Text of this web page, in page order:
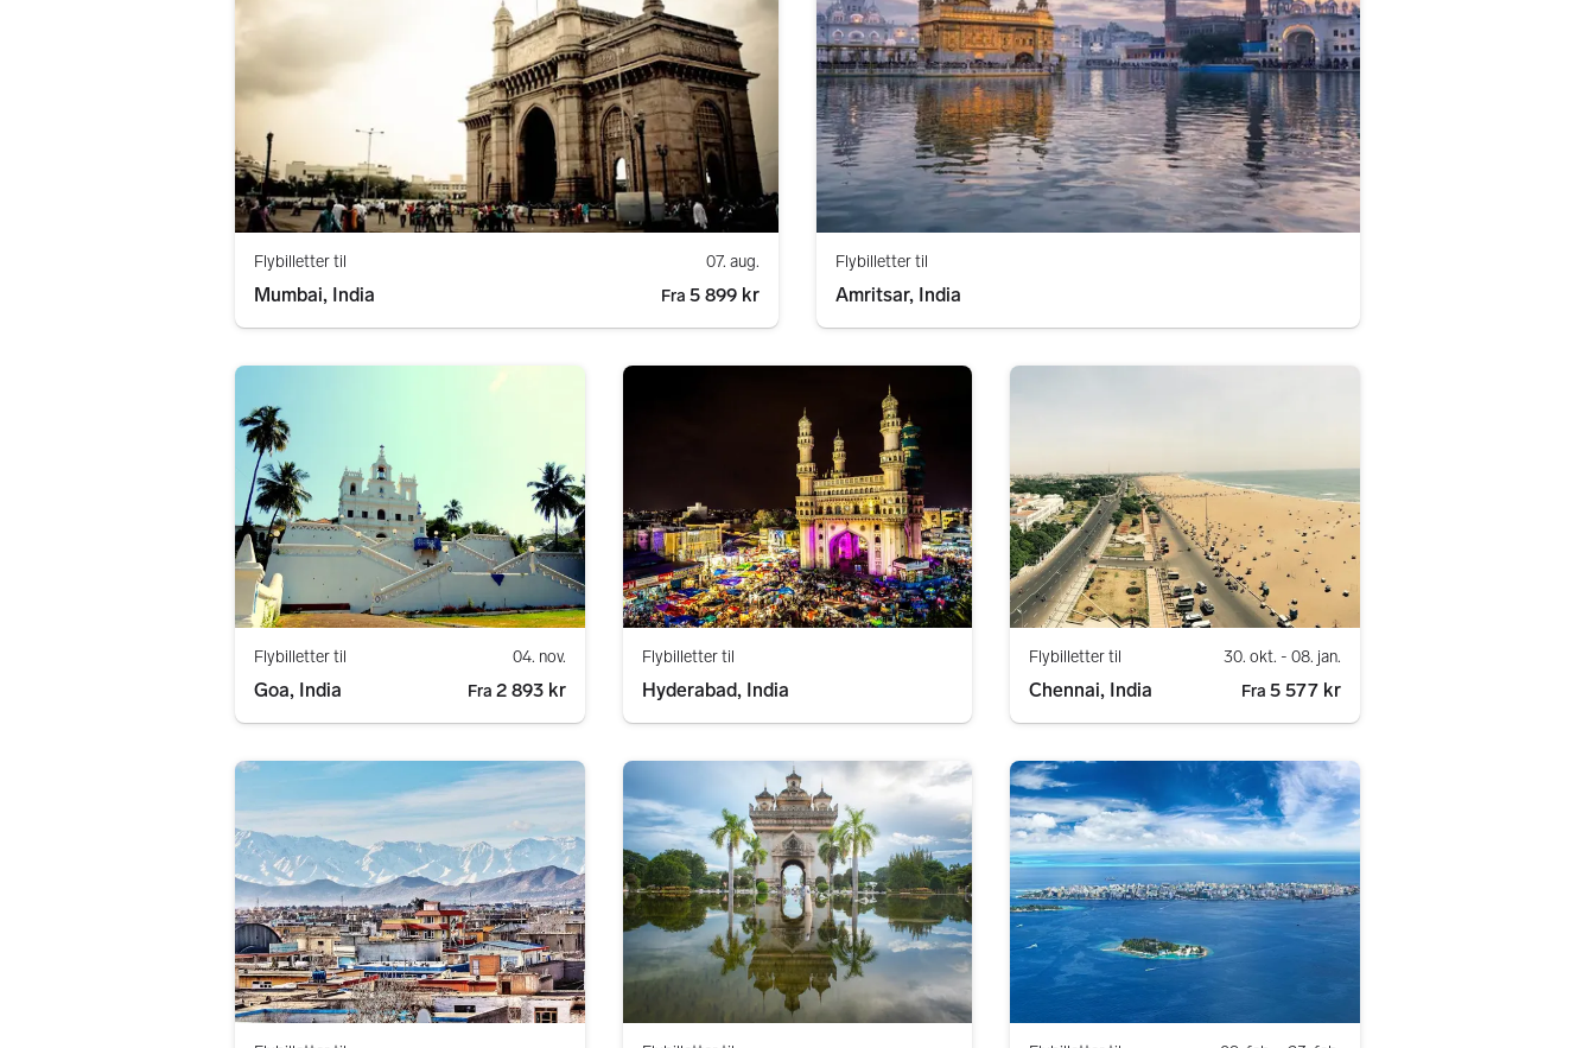
Flybilletter til 07. aug.
Mumbai, India Fra 5 899 kr
Flybilletter til
Amritsar, India
Flybilletter til 04. nov.
Goa, India Fra 2 893 kr
Flybilletter til
Hyderabad, India
Flybilletter til 30. okt. - 08. jan.
Chennai, India Fra 5 577 kr